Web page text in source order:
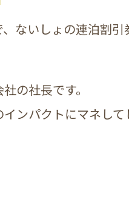
ないしょの連泊割引
の社長です。
ンパクトにマネして